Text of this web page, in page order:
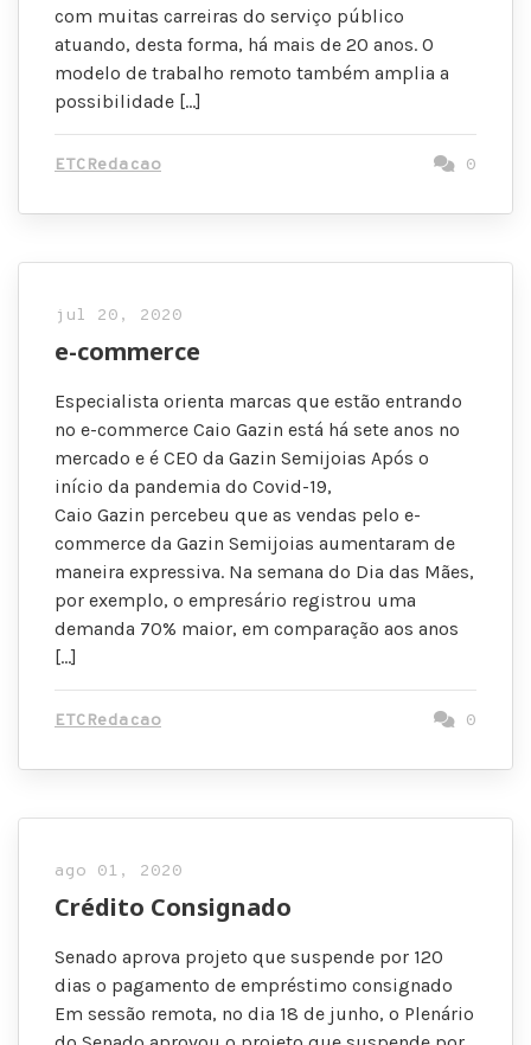
com muitas carreiras do serviço público
atuando, desta forma, há mais de 20 anos. O
modelo de trabalho remoto também amplia a
possibilidade […]
ETCRedacao 0
jul 20, 2020
e-commerce
Especialista orienta marcas que estão entrando
no e-commerce Caio Gazin está há sete anos no
mercado e é CEO da Gazin Semijoias Após o
início da pandemia do Covid-19,
Caio Gazin percebeu que as vendas pelo e-
commerce da Gazin Semijoias aumentaram de
maneira expressiva. Na semana do Dia das Mães,
por exemplo, o empresário registrou uma
demanda 70% maior, em comparação aos anos
[…]
ETCRedacao 0
ago 01, 2020
Crédito Consignado
Senado aprova projeto que suspende por 120
dias o pagamento de empréstimo consignado
Em sessão remota, no dia 18 de junho, o Plenário